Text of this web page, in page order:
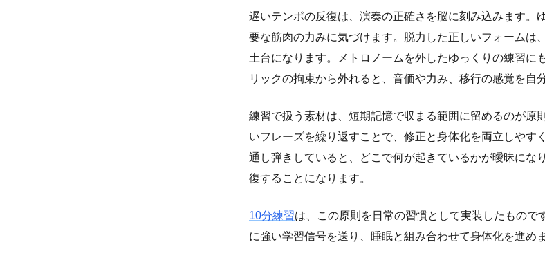
遅いテンポの反復は、演奏の正確さを脳に刻み込みます。
要な筋肉の力みに気づけます。脱力した正しいフォームは
土台になります。メトロノームを外したゆっくりの練習に
リックの拘束から外れると、音価や力み、移行の感覚を自
練習で扱う素材は、短期記憶で収まる範囲に留めるのが原
いフレーズを繰り返すことで、修正と身体化を両立しやす
通し弾きしていると、どこで何が起きているかが曖昧にな
復することになります。
10分練習は、この原則を日常の習慣として実装したもので
に強い学習信号を送り、睡眠と組み合わせて身体化を進めま